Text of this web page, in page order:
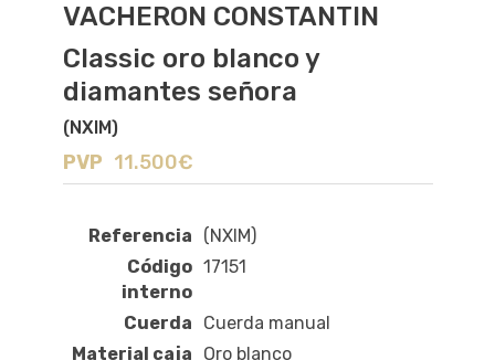
VACHERON CONSTANTIN
Classic oro blanco y
diamantes señora
(NXIM)
PVP 11.500€
Referencia
(NXIM)
Código
interno
17151
Cuerda
Cuerda manual
Material caja
Oro blanco